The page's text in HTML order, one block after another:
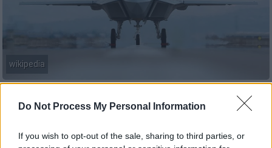
Do Not Process My Personal Information
If you wish to opt-out of the sale, sharing to third parties, or
wikipedia
Προσθέστε το ΕΘΝΟΣ στη Google
Αίγυπτοςετοιμάζεται να ενταχθεί στο